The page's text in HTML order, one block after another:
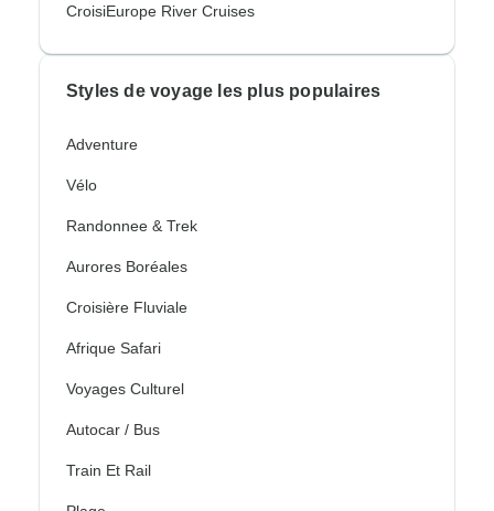
CroisiEurope River Cruises
Styles de voyage les plus populaires
Adventure
Vélo
Randonnee & Trek
Aurores Boréales
Croisière Fluviale
Afrique Safari
Voyages Culturel
Autocar / Bus
Train Et Rail